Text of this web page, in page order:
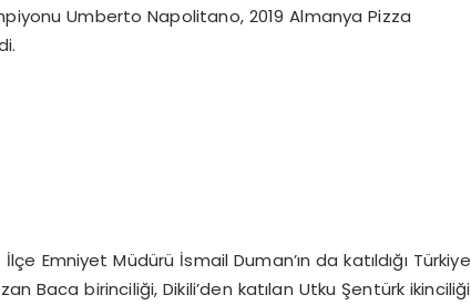
Umberto Napolitano, 2019 Almanya Pizza
Emniyet Müdürü İsmail Duman’ın da katıldığı Türkiye
Baca birinciliği, Dikili’den katılan Utku Şentürk ikinciliği